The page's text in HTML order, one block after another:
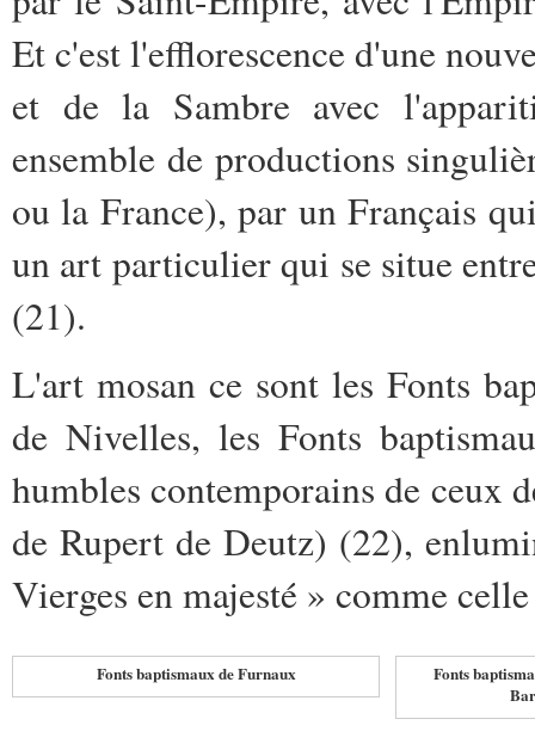
Et c'est l'efflorescence d'une
et de la Sambre avec
ensemble de productions
ou la France), par un Français
un art particulier qui se situe
(21).
L'art mosan ce sont les Fonts
de Nivelles, les Fonts
humbles contemporains de ceux
de Rupert de Deutz) (22),
Vierges en majesté » comme
Fonts baptismaux de Furnaux
Fonts